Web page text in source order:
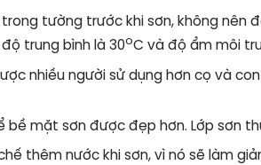
tường trước khi sơn, không nên
trung bình là 30oC và độ ẩm môi
nhiều người sử dụng hơn cọ và
bề mặt sơn được đẹp hơn. Lớp sơn
thêm nước khi sơn, vì nó sẽ làm